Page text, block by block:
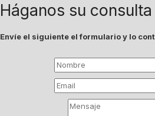
Háganos su consulta
Envíe el siguiente el formulario y lo